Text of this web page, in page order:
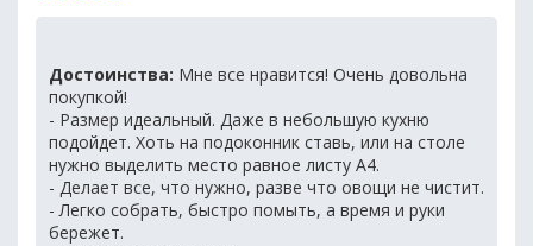
Достоинства: Мне все нравится! Очень довольна
покупкой!
- Размер идеальный. Даже в небольшую кухню
подойдет. Хоть на подоконник ставь, или на столе
нужно выделить место равное листу А4.
- Делает все, что нужно, разве что овощи не чистит.
- Легко собрать, быстро помыть, а время и руки
бережет.